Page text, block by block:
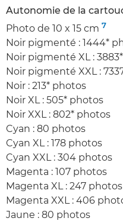
Autonomie de la
Photo de 10 x 15 cm 7
Noir pigmenté : 1444*
Noir pigmenté XL :
Noir pigmenté XXL :
Noir : 213* photos
Noir XL : 505* photos
Noir XXL : 802* photos
Cyan : 80 photos
Cyan XL : 178 photos
Cyan XXL : 304 photos
Magenta : 107 photos
Magenta XL : 247 photos
Magenta XXL : 406
Jaune : 80 photos